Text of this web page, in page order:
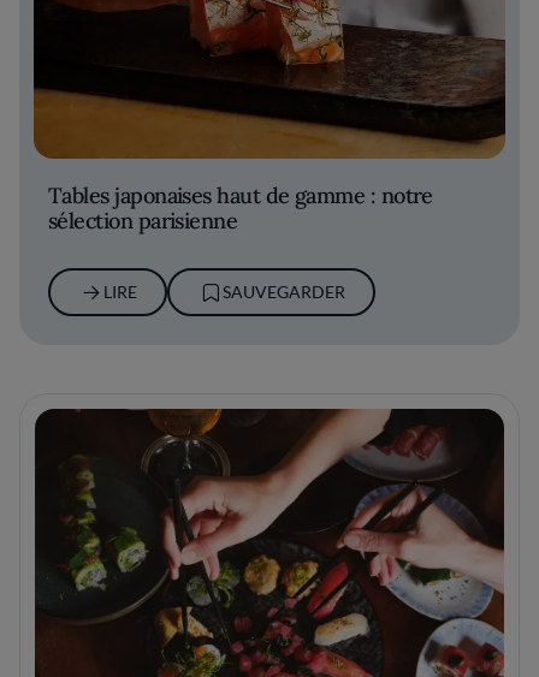
Tables japonaises haut de gamme : notre
sélection parisienne
LIRE SAUVEGARDER